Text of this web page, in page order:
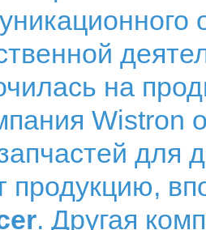
на
Wistron
для
продукцию,
. Другая